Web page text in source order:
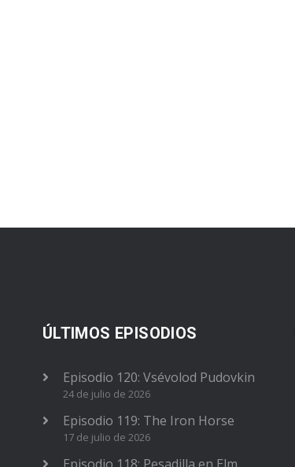
ÚLTIMOS EPISODIOS
Episodio 120: Vsévolod Pudovkin
24 de julio de 2026
Episodio 119: The Iron Horse
17 de julio de 2026